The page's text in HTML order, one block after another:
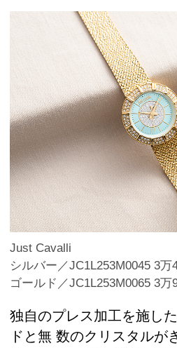
Just Cavalli
シルバー／JC1L253M0045 3万
ゴールド／JC1L253M0065 3万
独自のプレス加工を施し
ドと無 数のクリスタルが